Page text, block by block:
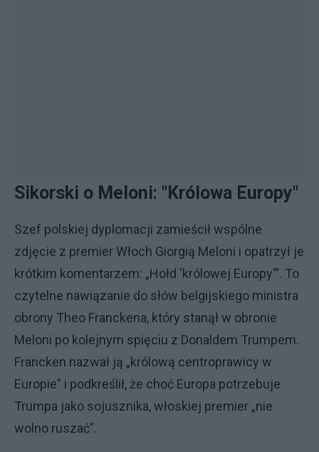
Sikorski o Meloni: "Królowa Europy"
Szef polskiej dyplomacji zamieścił wspólne
zdjęcie z premier Włoch Giorgią Meloni i opatrzył je
krótkim komentarzem: „Hołd 'królowej Europy'”. To
czytelne nawiązanie do słów belgijskiego ministra
obrony Theo Franckena, który stanął w obronie
Meloni po kolejnym spięciu z Donaldem Trumpem.
Francken nazwał ją „królową centroprawicy w
Europie” i podkreślił, że choć Europa potrzebuje
Trumpa jako sojusznika, włoskiej premier „nie
wolno ruszać”.